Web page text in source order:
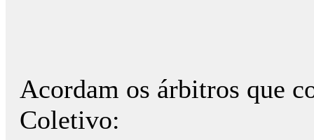
Acordam os árbitros que
Coletivo: